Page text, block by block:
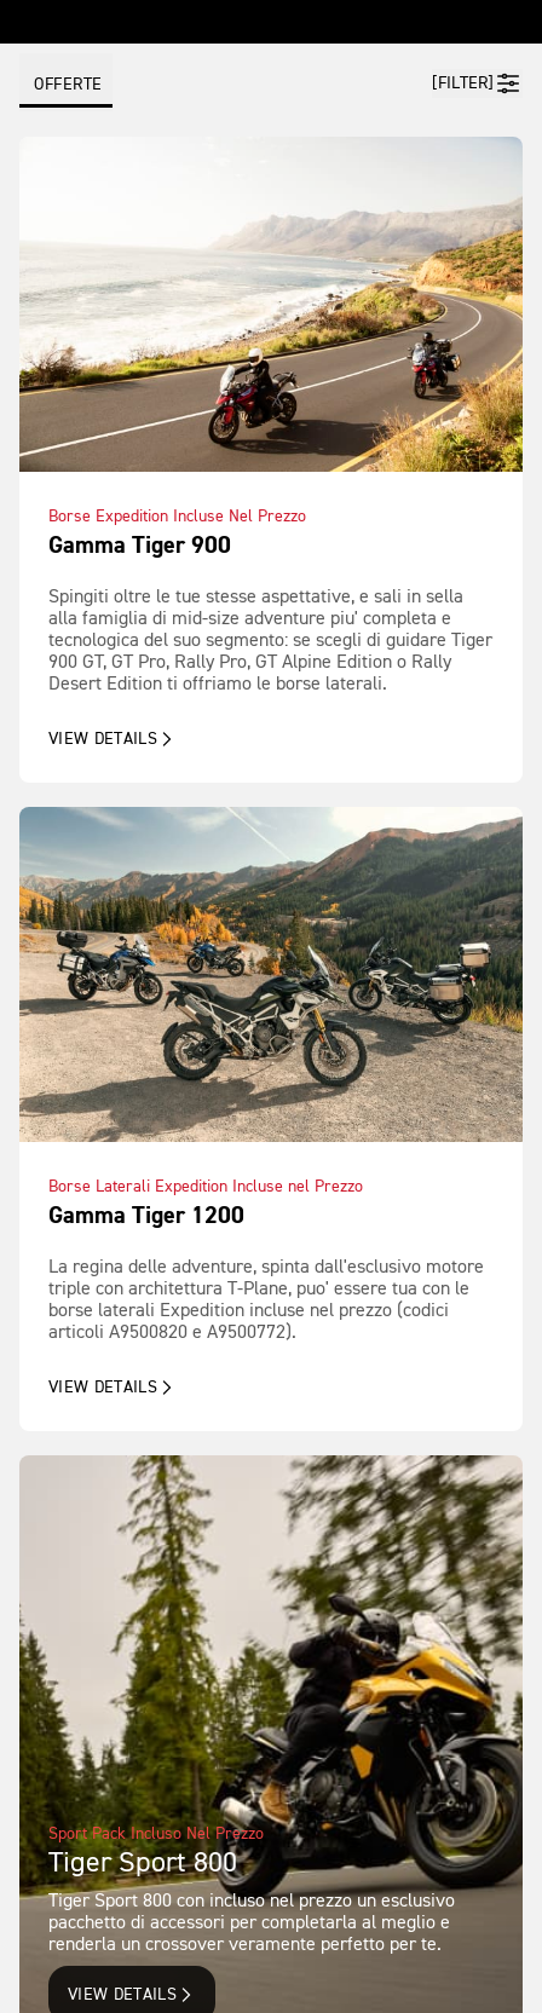
OFFERTE [FILTER]
Borse Expedition Incluse Nel Prezzo
Gamma Tiger 900
Spingiti oltre le tue stesse aspettative, e sali in sella
alla famiglia di mid-size adventure piu' completa e
tecnologica del suo segmento: se scegli di guidare Tiger
900 GT, GT Pro, Rally Pro, GT Alpine Edition o Rally
Desert Edition ti offriamo le borse laterali.
VIEW DETAILS
Borse Laterali Expedition Incluse nel Prezzo
Gamma Tiger 1200
La regina delle adventure, spinta dall'esclusivo motore
triple con architettura T-Plane, puo' essere tua con le
borse laterali Expedition incluse nel prezzo (codici
articoli A9500820 e A9500772).
VIEW DETAILS
Sport Pack Incluso Nel Prezzo
Tiger Sport 800
Tiger Sport 800 con incluso nel prezzo un esclusivo
pacchetto di accessori per completarla al meglio e
renderla un crossover veramente perfetto per te.
VIEW DETAILS